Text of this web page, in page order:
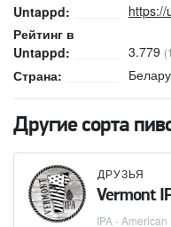
Untappd:
Рейтинг в
Untappd:
3.779
Страна:
Другие сорта
ДРУЗЬЯ
Vermont
IPA - American